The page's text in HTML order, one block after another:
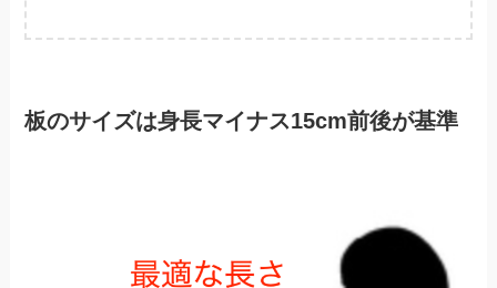
板のサイズは身長マイナス15cm前後が基準